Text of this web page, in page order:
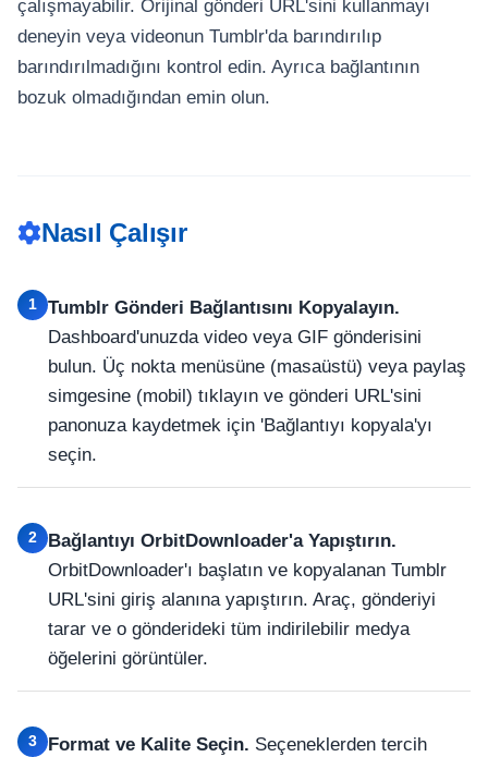
çalışmayabilir. Orijinal gönderi URL'sini kullanmayı
deneyin veya videonun Tumblr'da barındırılıp
barındırılmadığını kontrol edin. Ayrıca bağlantının
bozuk olmadığından emin olun.
Nasıl Çalışır
1
Tumblr Gönderi Bağlantısını Kopyalayın.
Dashboard'unuzda video veya GIF gönderisini
bulun. Üç nokta menüsüne (masaüstü) veya paylaş
simgesine (mobil) tıklayın ve gönderi URL'sini
panonuza kaydetmek için 'Bağlantıyı kopyala'yı
seçin.
2
Bağlantıyı OrbitDownloader'a Yapıştırın.
OrbitDownloader'ı başlatın ve kopyalanan Tumblr
URL'sini giriş alanına yapıştırın. Araç, gönderiyi
tarar ve o gönderideki tüm indirilebilir medya
öğelerini görüntüler.
3 Format ve Kalite Seçin. Seçeneklerden tercih